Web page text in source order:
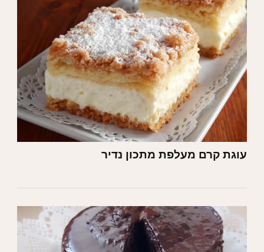
עוגת קרם מעלפת מתכון נדיר